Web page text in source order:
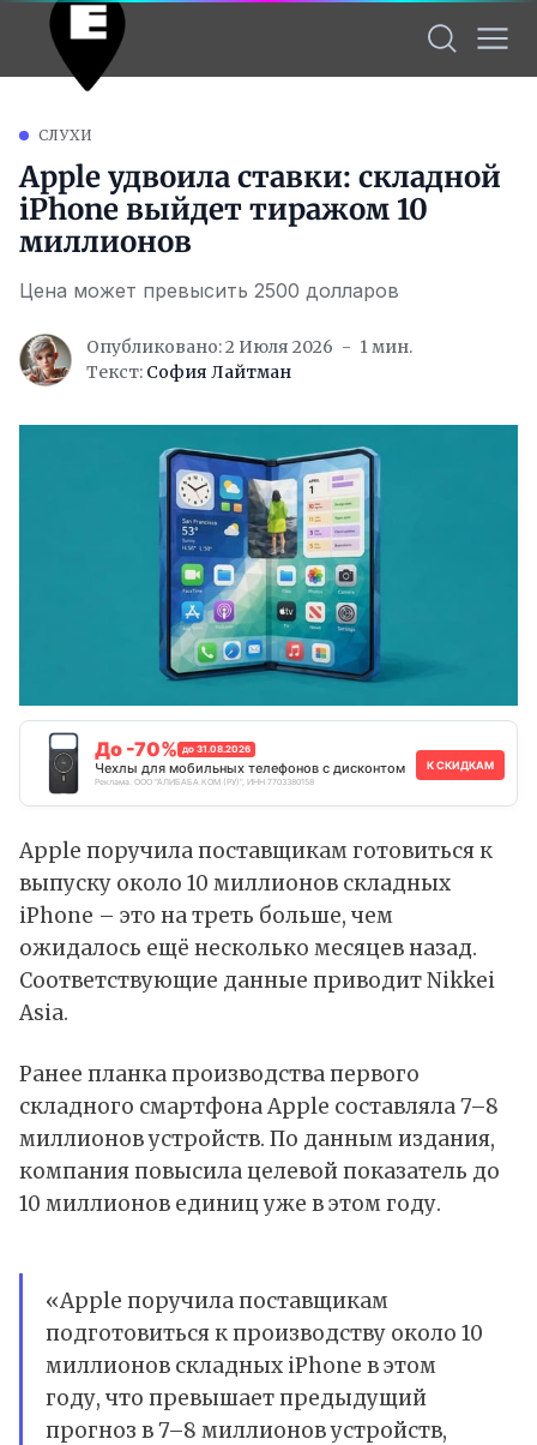
СЛУХИ
Apple удвоила ставки: складной
iPhone выйдет тиражом 10
миллионов
Цена может превысить 2500 долларов
Опубликовано: 2 Июля 2026
1 мин.
Текст: София Лайтман
До -70% до 31.08.2026
Чехлы для мобильных телефонов с дисконтом
Реклама. ООО "АЛИБАБА.КОМ (РУ)", ИНН 7703380158
К СКИДКАМ
Apple поручила поставщикам готовиться к
выпуску около 10 миллионов складных
iPhone – это на треть больше, чем
ожидалось ещё несколько месяцев назад.
Соответствующие данные приводит Nikkei
Asia.
Ранее планка производства первого
складного смартфона Apple составляла 7–8
миллионов устройств. По данным издания,
компания повысила целевой показатель до
10 миллионов единиц уже в этом году.
«Apple поручила поставщикам
подготовиться к производству около 10
миллионов складных iPhone в этом
году, что превышает предыдущий
прогноз в 7–8 миллионов устройств,